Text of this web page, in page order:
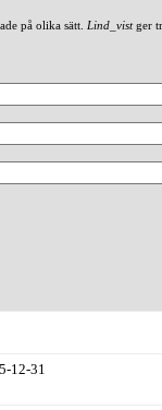
på olika sätt. Lind_vistger
12-31